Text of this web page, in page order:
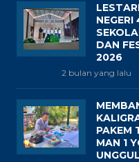
NEGERI
DAN
2026
2 bulan yang lalu
PAKEM
MAN 1